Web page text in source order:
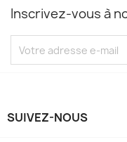
Inscrivez-vous à
SUIVEZ-NOUS